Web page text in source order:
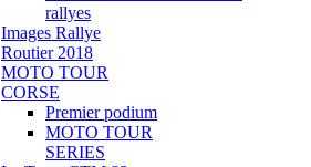
rallyes
Images Rallye
Routier 2018
MOTO TOUR
CORSE
Premier podium
MOTO TOUR
SERIES